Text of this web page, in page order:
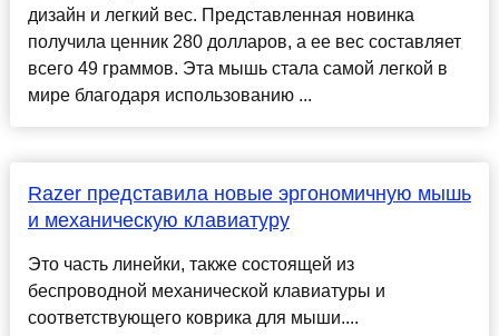
дизайн и легкий вес. Представленная новинка
получила ценник 280 долларов, а ее вес составляет
всего 49 граммов. Эта мышь стала самой легкой в
мире благодаря использованию ...
Razer представила новые эргономичную мышь
и механическую клавиатуру
Это часть линейки, также состоящей из
беспроводной механической клавиатуры и
соответствующего коврика для мыши....